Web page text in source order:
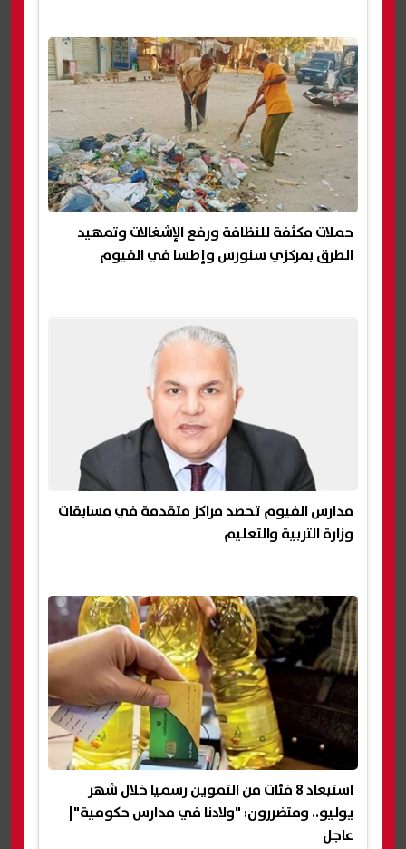
حملات مكثفة للنظافة ورفع الإشغالات وتمهيد
الطرق بمركزي سنورس وإطسا في الفيوم
مدارس الفيوم تحصد مراكز متقدمة في مسابقات
وزارة التربية والتعليم
استبعاد 8 فئات من التموين رسميا خلال شهر
يوليو.. ومتضررون: "ولادنا في مدارس حكومية"|
عاجل